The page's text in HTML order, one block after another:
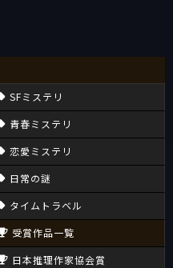
SFミステリ
青春ミステリ
恋愛ミステリ
日常の謎
タイムトラベル
受賞作品一覧
日本推理作家協会賞